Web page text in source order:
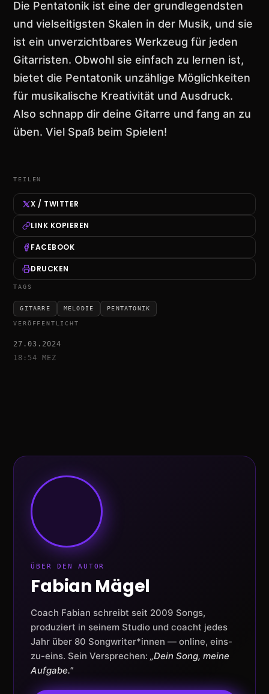
Die Pentatonik ist eine der grundlegendsten
und vielseitigsten Skalen in der Musik, und sie
ist ein unverzichtbares Werkzeug für jeden
Gitarristen. Obwohl sie einfach zu lernen ist,
bietet die Pentatonik unzählige Möglichkeiten
für musikalische Kreativität und Ausdruck.
Also schnapp dir deine Gitarre und fang an zu
üben. Viel Spaß beim Spielen!
TEILEN
X / TWITTER
LINK KOPIEREN
FACEBOOK
DRUCKEN
TAGS
GITARRE MELODIE PENTATONIK
VERÖFFENTLICHT
27.03.2024
18:54 MEZ
ÜBER DEN AUTOR
Fabian Mägel
Coach Fabian schreibt seit 2009 Songs,
produziert in seinem Studio und coacht jedes
Jahr über 80 Songwriter*innen — online, eins-
zu-eins. Sein Versprechen:„Dein Song, meine
Aufgabe."